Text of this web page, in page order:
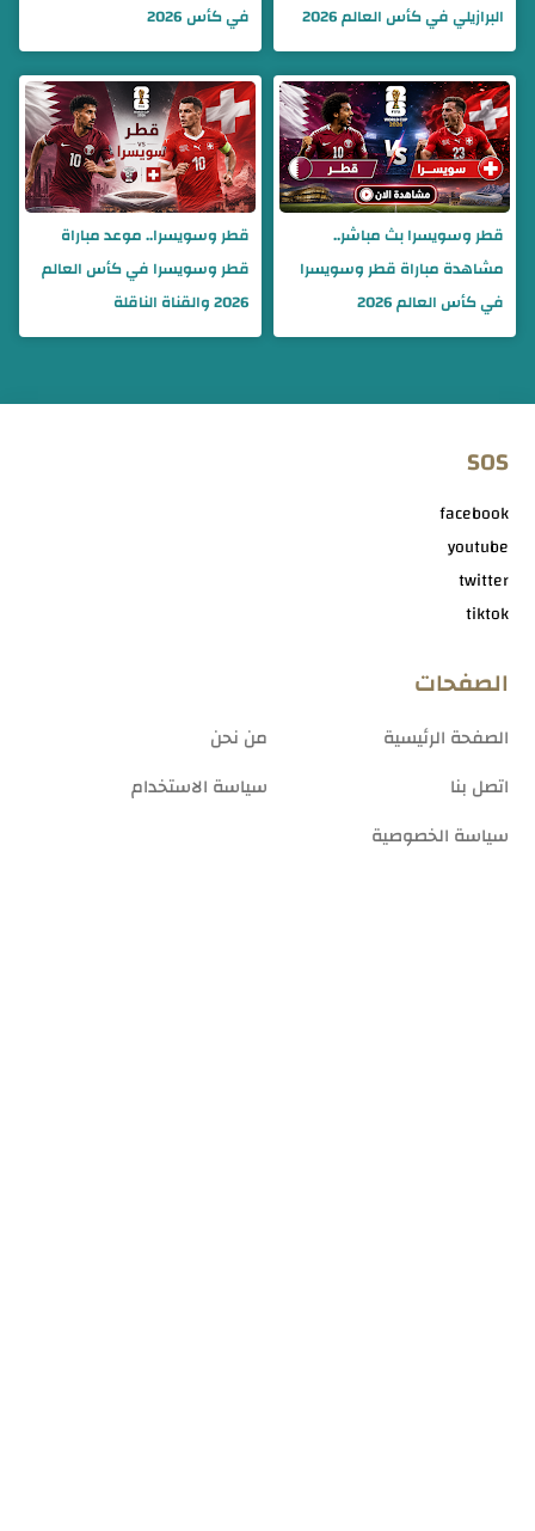
البرازيلي في كأس العالم 2026
في كأس 2026
قطر وسويسرا بث مباشر..
مشاهدة مباراة قطر وسويسرا
في كأس العالم 2026
قطر وسويسرا.. موعد مباراة
قطر وسويسرا في كأس العالم
2026 والقناة الناقلة
الصفحات
الصفحة الرئيسية
من نحن
اتصل بنا
سياسة الاستخدام
سياسة الخصوصية
SOS
facebook
youtube
twitter
tiktok